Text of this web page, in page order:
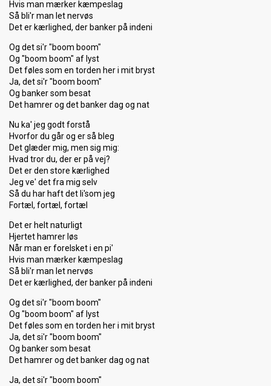
Hvis man mærker kæmpeslag
Så bli'r man let nervøs
Det er kærlighed, der banker på indeni
Og det si'r "boom boom"
Og "boom boom" af lyst
Det føles som en torden her i mit bryst
Ja, det si'r "boom boom"
Og banker som besat
Det hamrer og det banker dag og nat
Nu ka' jeg godt forstå
Hvorfor du går og er så bleg
Det glæder mig, men sig mig:
Hvad tror du, der er på vej?
Det er den store kærlighed
Jeg ve' det fra mig selv
Så du har haft det li'som jeg
Fortæl, fortæl, fortæl
Det er helt naturligt
Hjertet hamrer løs
Når man er forelsket i en pi'
Hvis man mærker kæmpeslag
Så bli'r man let nervøs
Det er kærlighed, der banker på indeni
Og det si'r "boom boom"
Og "boom boom" af lyst
Det føles som en torden her i mit bryst
Ja, det si'r "boom boom"
Og banker som besat
Det hamrer og det banker dag og nat
Ja, det si'r "boom boom"